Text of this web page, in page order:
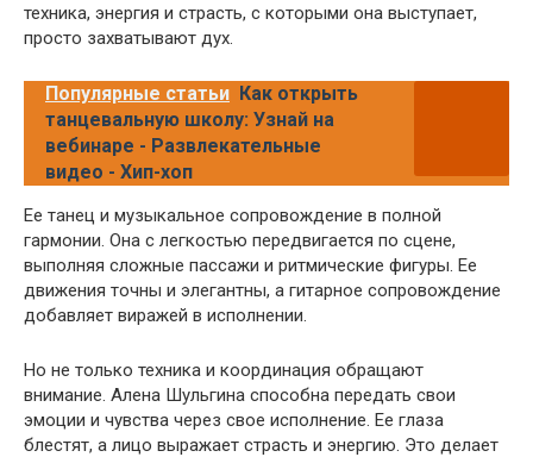
техника, энергия и страсть, с которыми она выступает,
просто захватывают дух.
Популярные статьи Как открыть
танцевальную школу: Узнай на
вебинаре - Развлекательные
видео - Хип-хоп
Ее танец и музыкальное сопровождение в полной
гармонии. Она с легкостью передвигается по сцене,
выполняя сложные пассажи и ритмические фигуры. Ее
движения точны и элегантны, а гитарное сопровождение
добавляет виражей в исполнении.
Но не только техника и координация обращают
внимание. Алена Шульгина способна передать свои
эмоции и чувства через свое исполнение. Ее глаза
блестят, а лицо выражает страсть и энергию. Это делает